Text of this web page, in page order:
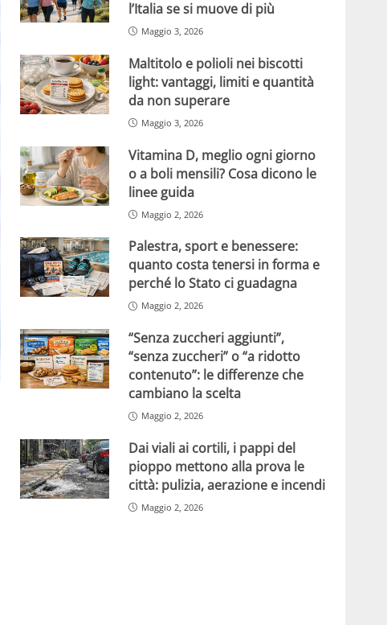
l’Italia se si muove di più
Maggio 3, 2026
Maltitolo e polioli nei biscotti
light: vantaggi, limiti e quantità
da non superare
Maggio 3, 2026
Vitamina D, meglio ogni giorno
o a boli mensili? Cosa dicono le
linee guida
Maggio 2, 2026
Palestra, sport e benessere:
quanto costa tenersi in forma e
perché lo Stato ci guadagna
Maggio 2, 2026
“Senza zuccheri aggiunti”,
“senza zuccheri” o “a ridotto
contenuto”: le differenze che
cambiano la scelta
Maggio 2, 2026
Dai viali ai cortili, i pappi del
pioppo mettono alla prova le
città: pulizia, aerazione e incendi
Maggio 2, 2026